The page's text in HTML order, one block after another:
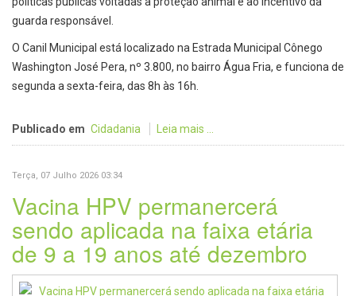
guarda responsável.
O Canil Municipal está localizado na Estrada Municipal Cônego
Washington José Pera, nº 3.800, no bairro Água Fria, e funciona de
segunda a sexta-feira, das 8h às 16h.
Publicado em Cidadania Leia mais ...
Terça, 07 Julho 2026 03:34
Vacina HPV permanercerá
sendo aplicada na faixa etária
de 9 a 19 anos até dezembro